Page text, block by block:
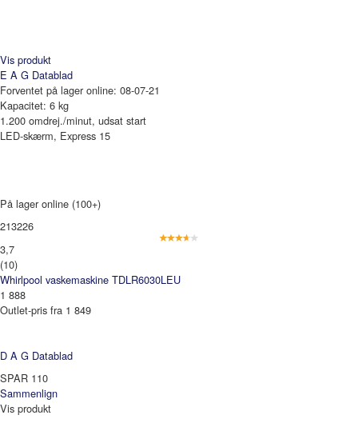
Vis produkt
E A G Datablad
Forventet på lager online: 08-07-21
Kapacitet: 6 kg
1.200 omdrej./minut, udsat start
LED-skærm, Express 15
På lager online (100+)
213226
3,7
(10)
Whirlpool vaskemaskine TDLR6030LEU
1 888
Outlet-pris fra 1 849
D A G Datablad
SPAR 110
Sammenlign
Vis produkt